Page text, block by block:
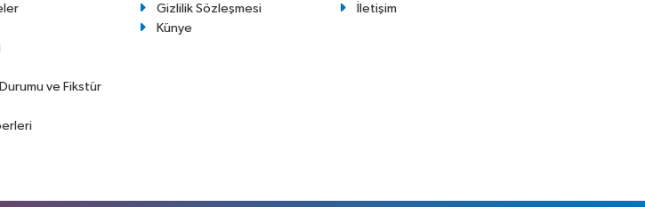
ve Fikstür
Gizlilik Sözleşmesi
İletişim
Künye